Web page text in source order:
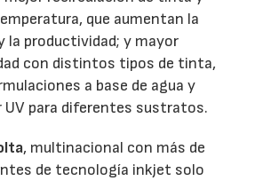
que aumentan la
la productividad; y mayor
con distintos tipos de tinta,
a base de agua y
UV para diferentes sustratos.
, multinacional con más de
de tecnología inkjet solo